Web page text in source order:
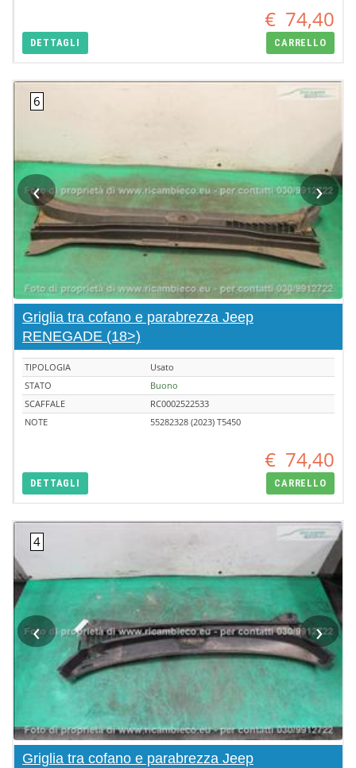
€ 74,40
DETTAGLI CARRELLO
‹ ›
Griglia tra cofano e parabrezza Jeep
RENEGADE (18>)
TIPOLOGIA
Usato
STATO
Buono
SCAFFALE
RC0002522533
NOTE
55282328 (2023) T5450
€ 74,40
DETTAGLI CARRELLO
‹ ›
Griglia tra cofano e parabrezza Jeep